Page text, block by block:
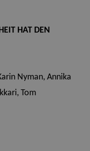
HAT DEN
Nyman, Annika
Tom